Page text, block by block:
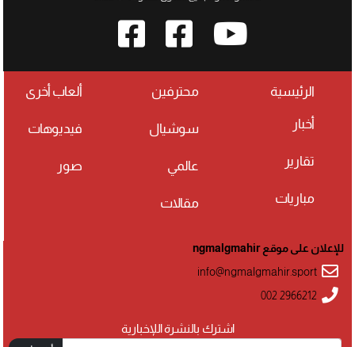
الرئيسية
أخبار
تقارير
مباريات
محترفين
سوشيال
عالمي
مقالات
ألعاب أخرى
فيديوهات
صور
اشترك بالنشرة اللإخبارية
للإعلان على موقع ngmalgmahir
info@ngmalgmahir.sport
002 2966212